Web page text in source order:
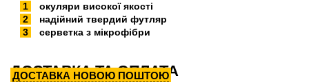
окуляри високої якості
надійний твердий футляр
серветка з мікрофібри
ДОСТАВКА ТА ОПЛАТА
ДОСТАВКА НОВОЮ ПОШТОЮ